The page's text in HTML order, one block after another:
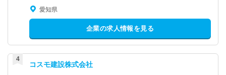
愛知県
企業の求人情報を見る
コスモ建設株式会社